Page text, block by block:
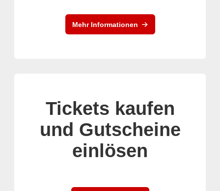
Mehr Informationen
Tickets kaufen
und Gutscheine
einlösen